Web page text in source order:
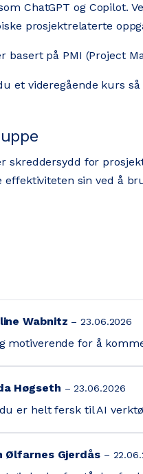
ChatGPT og Copilot.
prosjektrelaterte
basert på PMI (Project
et videregående kurs
skreddersydd for
effektiviteten sin ved å
Wabnitz 23.06.2026
motiverende for å
Høgseth 23.06.2026
er helt fersk til AI
Ølfarnes Gjerdås